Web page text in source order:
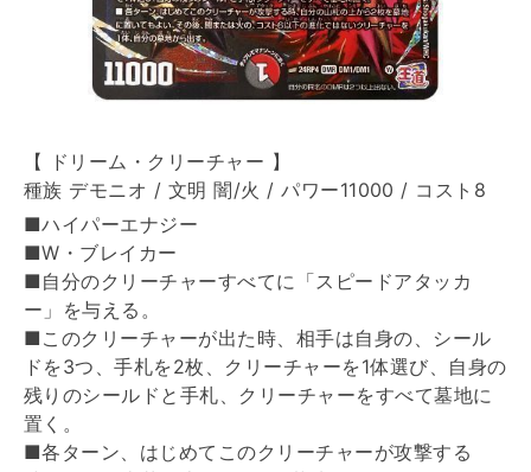
【 ドリーム・クリーチャー 】
種族 デモニオ / 文明 闇/火 / パワー11000 / コスト8
■ハイパーエナジー
■W・ブレイカー
■自分のクリーチャーすべてに「スピードアタッカ
ー」を与える。
■このクリーチャーが出た時、相手は自身の、シール
ドを3つ、手札を2枚、クリーチャーを1体選び、自身の
残りのシールドと手札、クリーチャーをすべて墓地に
置く。
■各ターン、はじめてこのクリーチャーが攻撃する